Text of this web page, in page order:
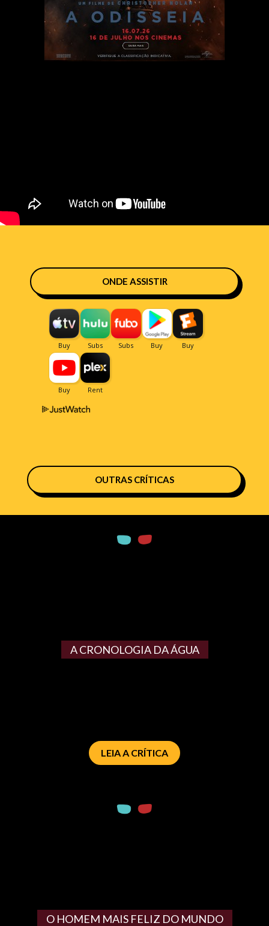
ONDE ASSISTIR
OUTRAS CRÍTICAS
A CRONOLOGIA DA ÁGUA
LEIA A CRÍTICA
O HOMEM MAIS FELIZ DO MUNDO